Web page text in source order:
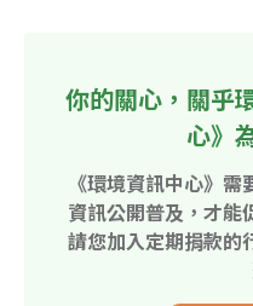
你的關心，關乎
心》
《環境資訊中心》
資訊公開普及，才能
請您加入定期捐款的